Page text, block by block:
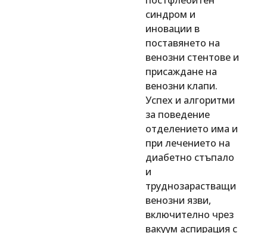
синдром и
иновации в
поставянето на
венозни стентове и
присаждане на
венозни клапи.
Успех и алгоритми
за поведение
отделението има и
при лечението на
диабетно стъпало
и
труднозарастващи
венозни язви,
включително чрез
вакуум аспирация с